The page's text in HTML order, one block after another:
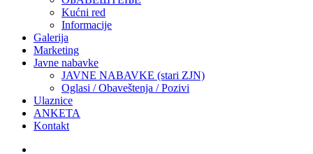
Kućni red
Informacije
Galerija
Marketing
Javne nabavke
JAVNE NABAVKE (stari ZJN)
Oglasi / Obaveštenja / Pozivi
Ulaznice
ANKETA
Kontakt